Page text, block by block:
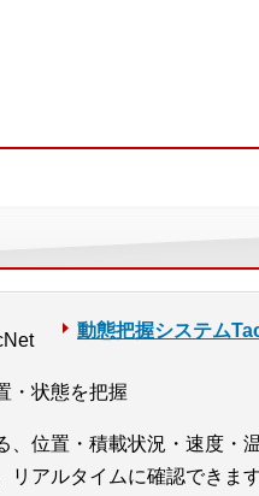
動態把握システム
・状態を把握
、位置・積載状況・速度・
リアルタイムに確認できます